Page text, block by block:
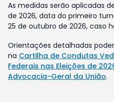
As medidas serão aplicadas
de 2026, data do primeiro
25 de outubro de 2026, caso
Orientações detalhadas
na Cartilha de Condutas
Federais nas Eleições de
Advocacia-Geral da União.